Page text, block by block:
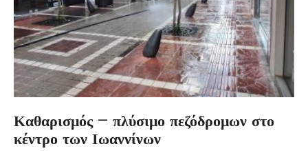
Καθαρισμός – πλύσιμο πεζόδρομων στο
κέντρο των Ιωαννίνων